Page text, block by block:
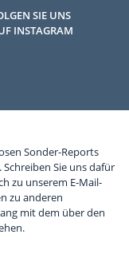
SIE UNS
INSTAGRAM
Sonder-Reports
Sie uns dafür
zu unserem E-Mail-
zu anderen
mit dem über den